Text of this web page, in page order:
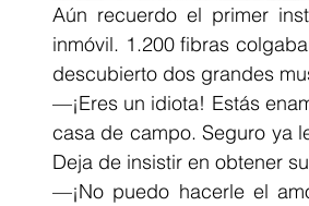
Aún recuerdo el primer
inmóvil. 1.200 fibras
descubierto dos grandes
—¡Eres un idiota! Estás
casa de campo. Seguro ya
Deja de insistir en obtener
—¡No puedo hacerle el